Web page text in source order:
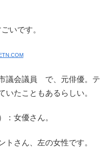
いです。
議会議員 で、元俳優。テ
いたこともあるらしい。
：女優さん。
トさん、左の女性です。